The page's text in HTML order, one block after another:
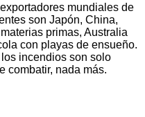
mundiales de
son Japón, China,
primas, Australia
con playas de ensueño.
incendios son solo
combatir, nada más.